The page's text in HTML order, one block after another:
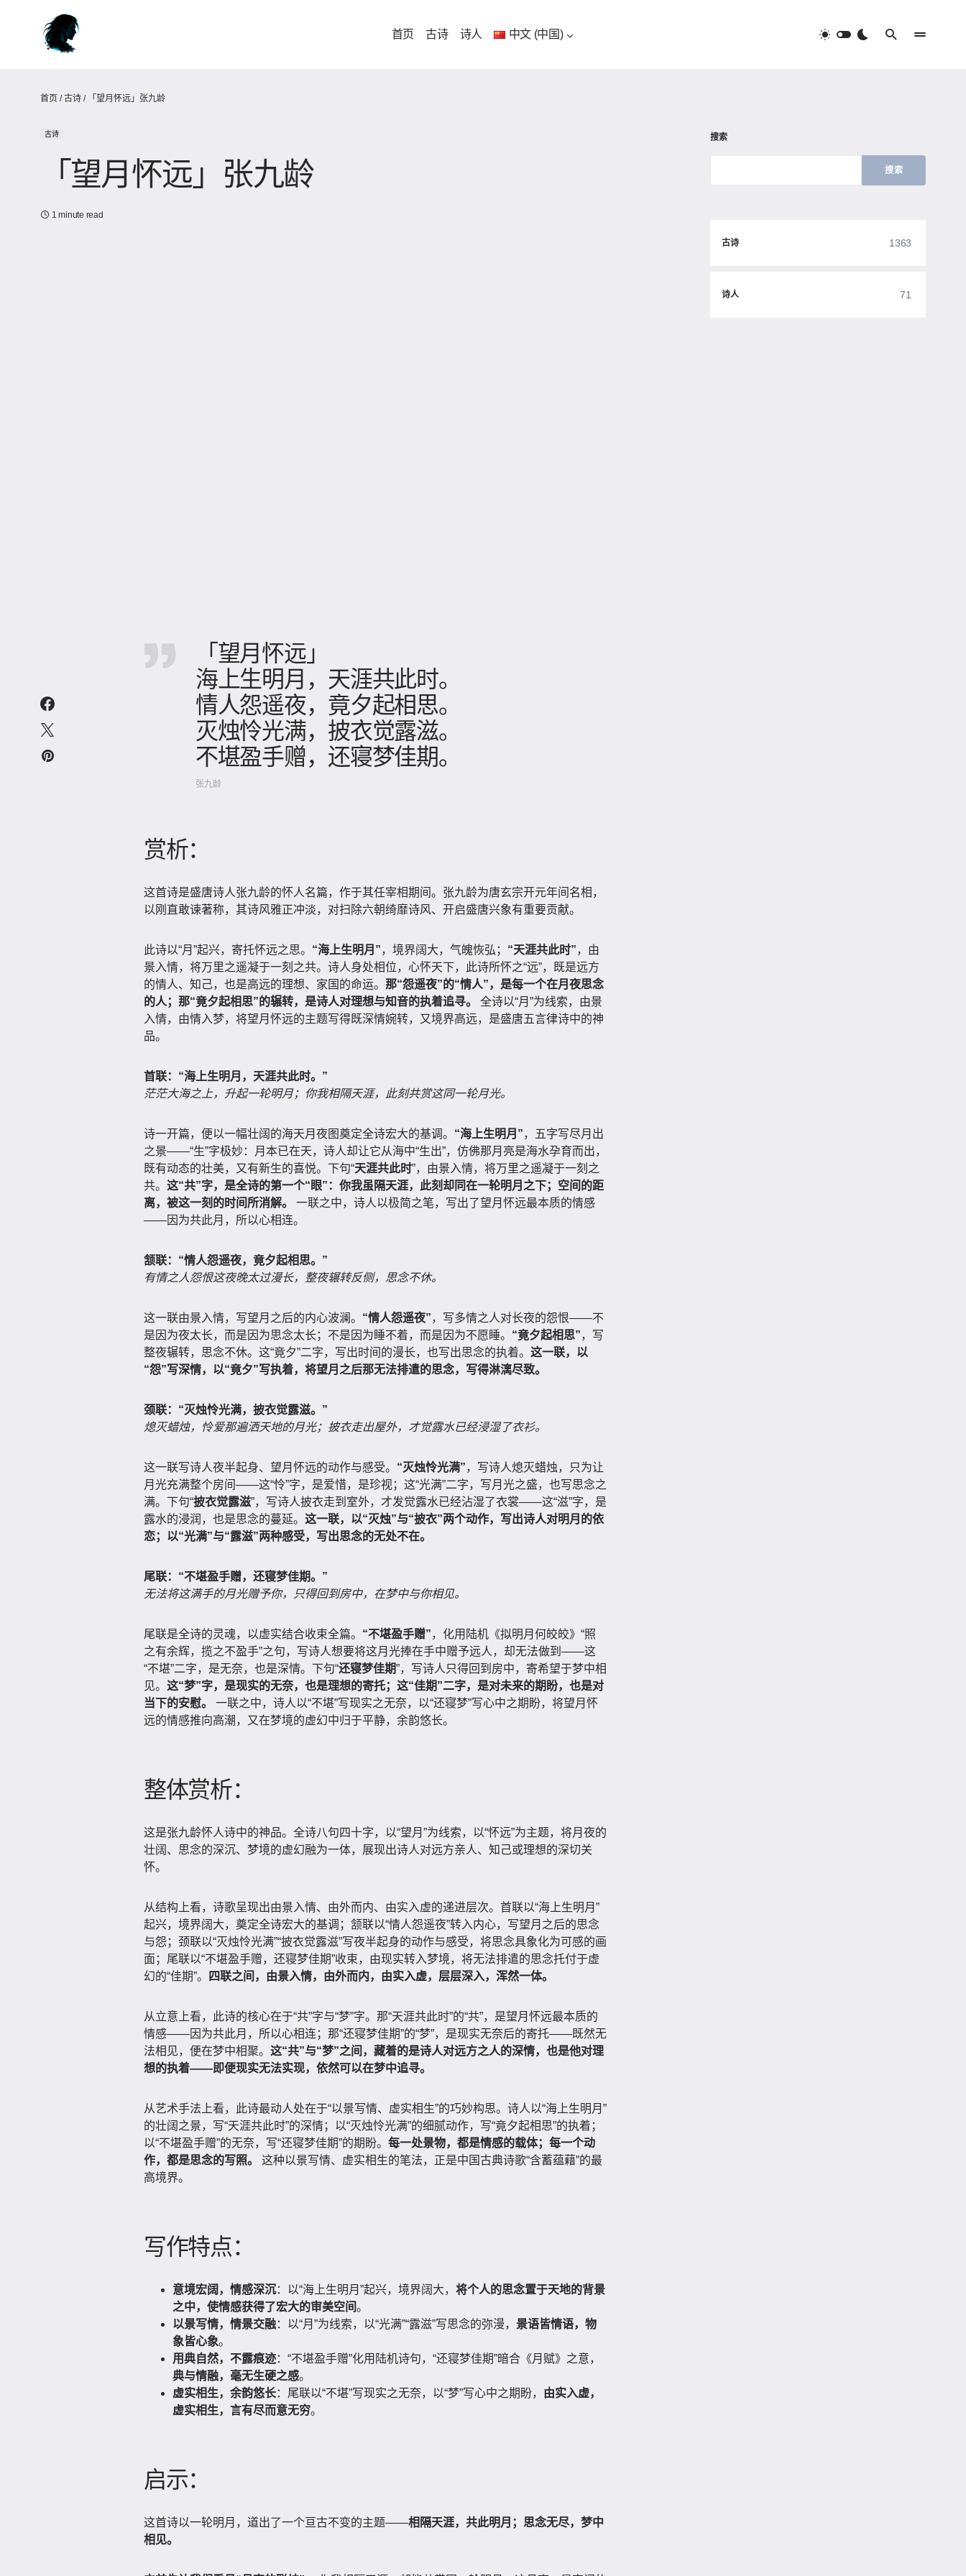
首页 古诗 诗人 中文 (中国)
首页 /古诗 / 「望月怀远」张九龄
古诗
「望月怀远」张九龄
1 minute read
「望月怀远」
海上生明月，天涯共此时。
情人怨遥夜，竟夕起相思。
灭烛怜光满，披衣觉露滋。
不堪盈手赠，还寝梦佳期。
张九龄
赏析：
这首诗是盛唐诗人张九龄的怀人名篇，作于其任宰相期间。张九龄为唐玄宗开元年间名相，
以刚直敢谏著称，其诗风雅正冲淡，对扫除六朝绮靡诗风、开启盛唐兴象有重要贡献。
此诗以“月”起兴，寄托怀远之思。 “海上生明月”，境界阔大，气魄恢弘； “天涯共此时”，由
景入情，将万里之遥凝于一刻之共。诗人身处相位，心怀天下，此诗所怀之“远”，既是远方
的情人、知己，也是高远的理想、家国的命运。 那“怨遥夜”的“情人”，是每一个在月夜思念
的人；那“竟夕起相思”的辗转，是诗人对理想与知音的执着追寻。
全诗以“月”为线索，由景
入情，由情入梦，将望月怀远的主题写得既深情婉转，又境界高远，是盛唐五言律诗中的神
品。
首联：“海上生明月，天涯共此时。”
茫茫大海之上，升起一轮明月；你我相隔天涯，此刻共赏这同一轮月光。
诗一开篇，便以一幅壮阔的海天月夜图奠定全诗宏大的基调。 “海上生明月”，五字写尽月出
之景——“生”字极妙：月本已在天，诗人却让它从海中“生出”，仿佛那月亮是海水孕育而出，
既有动态的壮美，又有新生的喜悦。下句“天涯共此时”，由景入情，将万里之遥凝于一刻之
共。 这“共”字，是全诗的第一个“眼”：你我虽隔天涯，此刻却同在一轮明月之下；空间的距
离，被这一刻的时间所消解。
一联之中，诗人以极简之笔，写出了望月怀远最本质的情感
——因为共此月，所以心相连。
颔联：“情人怨遥夜，竟夕起相思。”
有情之人怨恨这夜晚太过漫长，整夜辗转反侧，思念不休。
这一联由景入情，写望月之后的内心波澜。 “情人怨遥夜”，写多情之人对长夜的怨恨——不
是因为夜太长，而是因为思念太长；不是因为睡不着，而是因为不愿睡。 “竟夕起相思”，写
整夜辗转，思念不休。这“竟夕”二字，写出时间的漫长，也写出思念的执着。 这一联，以
“怨”写深情，以“竟夕”写执着，将望月之后那无法排遣的思念，写得淋漓尽致。
颈联：“灭烛怜光满，披衣觉露滋。”
熄灭蜡烛，怜爱那遍洒天地的月光；披衣走出屋外，才觉露水已经浸湿了衣衫。
这一联写诗人夜半起身、望月怀远的动作与感受。 “灭烛怜光满”，写诗人熄灭蜡烛，只为让
月光充满整个房间——这“怜”字，是爱惜，是珍视；这“光满”二字，写月光之盛，也写思念之
满。下句“披衣觉露滋”，写诗人披衣走到室外，才发觉露水已经沾湿了衣裳——这“滋”字，是
露水的浸润，也是思念的蔓延。 这一联，以“灭烛”与“披衣”两个动作，写出诗人对明月的依
恋；以“光满”与“露滋”两种感受，写出思念的无处不在。
尾联：“不堪盈手赠，还寝梦佳期。”
无法将这满手的月光赠予你，只得回到房中，在梦中与你相见。
尾联是全诗的灵魂，以虚实结合收束全篇。 “不堪盈手赠”，化用陆机《拟明月何皎皎》“照
之有余辉，揽之不盈手”之句，写诗人想要将这月光捧在手中赠予远人，却无法做到——这
“不堪”二字，是无奈，也是深情。下句“还寝梦佳期”，写诗人只得回到房中，寄希望于梦中相
见。 这“梦”字，是现实的无奈，也是理想的寄托；这“佳期”二字，是对未来的期盼，也是对
当下的安慰。
一联之中，诗人以“不堪”写现实之无奈，以“还寝梦”写心中之期盼，将望月怀
远的情感推向高潮，又在梦境的虚幻中归于平静，余韵悠长。
整体赏析：
这是张九龄怀人诗中的神品。全诗八句四十字，以“望月”为线索，以“怀远”为主题，将月夜的
壮阔、思念的深沉、梦境的虚幻融为一体，展现出诗人对远方亲人、知己或理想的深切关
怀。
从结构上看，诗歌呈现出由景入情、由外而内、由实入虚的递进层次。首联以“海上生明月”
起兴，境界阔大，奠定全诗宏大的基调；颔联以“情人怨遥夜”转入内心，写望月之后的思念
与怨；颈联以“灭烛怜光满”“披衣觉露滋”写夜半起身的动作与感受，将思念具象化为可感的画
面；尾联以“不堪盈手赠，还寝梦佳期”收束，由现实转入梦境，将无法排遣的思念托付于虚
幻的“佳期”。
四联之间，由景入情，由外而内，由实入虚，层层深入，浑然一体。
从立意上看，此诗的核心在于“共”字与“梦”字。那“天涯共此时”的“共”，是望月怀远最本质的
情感——因为共此月，所以心相连；那“还寝梦佳期”的“梦”，是现实无奈后的寄托——既然无
法相见，便在梦中相聚。 这“共”与“梦”之间，藏着的是诗人对远方之人的深情，也是他对理
想的执着——即便现实无法实现，依然可以在梦中追寻。
从艺术手法上看，此诗最动人处在于“以景写情、虚实相生”的巧妙构思。诗人以“海上生明月”
的壮阔之景，写“天涯共此时”的深情；以“灭烛怜光满”的细腻动作，写“竟夕起相思”的执着；
以“不堪盈手赠”的无奈，写“还寝梦佳期”的期盼。 每一处景物，都是情感的载体；每一个动
作，都是思念的写照。
这种以景写情、虚实相生的笔法，正是中国古典诗歌“含蓄蕴藉”的最
高境界。
写作特点：
意境宏阔，情感深沉：以“海上生明月”起兴，境界阔大， 将个人的思念置于天地的背景
之中，使情感获得了宏大的审美空间。
以景写情，情景交融：以“月”为线索，以“光满”“露滋”写思念的弥漫， 景语皆情语，物
象皆心象。
用典自然，不露痕迹：“不堪盈手赠”化用陆机诗句，“还寝梦佳期”暗合《月赋》之意，
典与情融，毫无生硬之感。
虚实相生，余韵悠长：尾联以“不堪”写现实之无奈，以“梦”写心中之期盼， 由实入虚，
虚实相生，言有尽而意无穷。
启示：
这首诗以一轮明月，道出了一个亘古不变的主题——相隔天涯，共此明月；思念无尽，梦中
相见。
搜索
搜索
古诗 1363
诗人 71